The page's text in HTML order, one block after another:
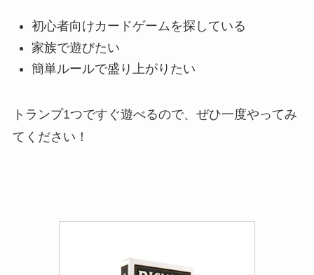
初心者向けカードゲームを探している
家族で遊びたい
簡単ルールで盛り上がりたい
トランプ1つですぐ遊べるので、ぜひ一度やってみ
てください！